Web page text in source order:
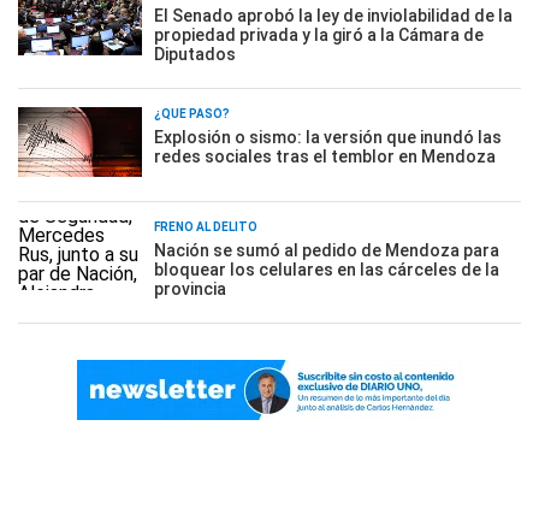
El Senado aprobó la ley de inviolabilidad de la
propiedad privada y la giró a la Cámara de
Diputados
¿QUÉ PASÓ?
Explosión o sismo: la versión que inundó las
redes sociales tras el temblor en Mendoza
FRENO AL DELITO
Nación se sumó al pedido de Mendoza para
bloquear los celulares en las cárceles de la
provincia